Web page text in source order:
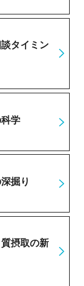
タイミン
学
掘り
摂取の新